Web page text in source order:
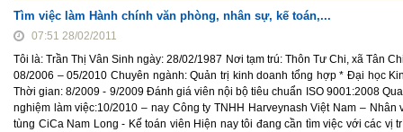
Tìm việc làm Hành chính văn phòng, nhân sự, kế toán,...
07:51 28/02/2011
Tôi là: Trần Thị Vân Sinh ngày: 28/02/1987 Nơi tạm trú: Thôn Tư Chi, xã Tân
08/2006 – 05/2010 Chuyên ngành: Quản trị kinh doanh tổng hợp * Đại học
Thời gian: 8/2009 - 9/2009 Đánh giá viên nội bộ tiêu chuẩn ISO 9001:2008
nghiệm làm việc:10/2010 – nay Công ty TNHH Harveynash Việt Nam –
tùng CiCa Nam Long - Kế toán viên Hiện nay tôi đang cần tìm việc với các vị